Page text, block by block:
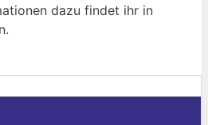
dazu findet ihr in